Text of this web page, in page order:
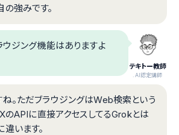
の強みです。
テキトー教師
.AI認定講師
ジング機能はありますよ
ね。ただブラウジングはWeb検索という
XのAPIに直接アクセスしてるGrokとは
います。